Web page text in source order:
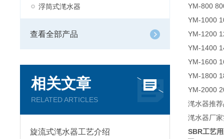
浮筒式滗水器
查看全部产品
相关文章
RELATED ARTICLES
旋流式滗水器工艺介绍
YM-800
YM-1000
YM-1200
YM-1400
YM-1600
YM-1800
YM-2000
滗水器推
滗水器厂
SBR工艺